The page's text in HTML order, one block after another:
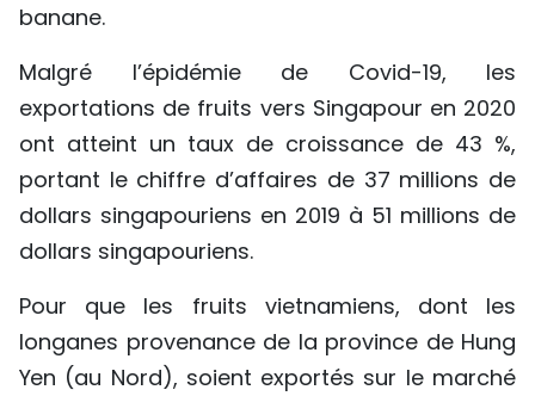
banane.
Malgré l’épidémie de Covid-19, les
exportations de fruits vers Singapour en 2020
ont atteint un taux de croissance de 43 %,
portant le chiffre d’affaires de 37 millions de
dollars singapouriens en 2019 à 51 millions de
dollars singapouriens.
Pour que les fruits vietnamiens, dont les
longanes provenance de la province de Hung
Yen (au Nord), soient exportés sur le marché